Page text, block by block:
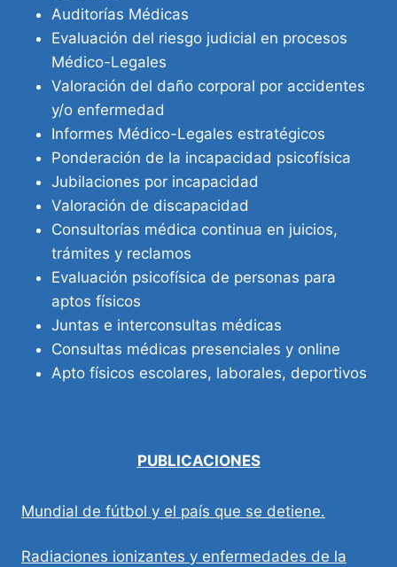
Auditorías Médicas
Evaluación del riesgo judicial en procesos
Médico-Legales
Valoración del daño corporal por accidentes
y/o enfermedad
Informes Médico-Legales estratégicos
Ponderación de la incapacidad psicofísica
Jubilaciones por incapacidad
Valoración de discapacidad
Consultorías médica continua en juicios,
trámites y reclamos
Evaluación psicofísica de personas para
aptos físicos
Juntas e interconsultas médicas
Consultas médicas presenciales y online
Apto físicos escolares, laborales, deportivos
PUBLICACIONES
Mundial de fútbol y el país que se detiene.
Radiaciones ionizantes y enfermedades de la